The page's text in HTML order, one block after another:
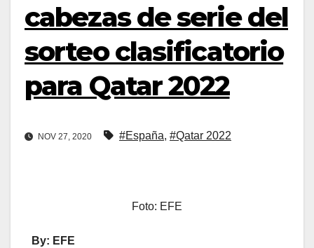
cabezas de serie del
sorteo clasificatorio
para Qatar 2022
NOV 27, 2020 #España, #Qatar 2022
Foto: EFE
By: EFE